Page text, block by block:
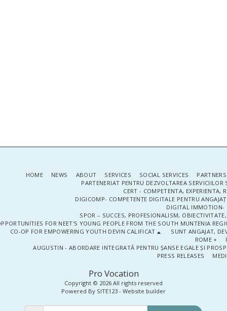
Pro Vocation
Copyright © 2026 All rights reserved
Powered By SITE123 - Website builder
HOME NEWS ABOUT SERVICES SOCIAL SERVICES
PARTENERIAT PENTRU DEZVOLTAREA SERVICIILOR
CERT - COMPETENTA, EXPERIENTA,
DIGICOMP- COMPETENȚE DIGITALE PENTRU
DIGITAL IMMOTION-
SPOR – SUCCES, PROFESIONALISM,
FOR NEET'S YOUNG PEOPLE FROM THE SOUTH MUNTENIA
CO-OP FOR EMPOWERING YOUTH DEVIN CALIFICAT
SUNT ANGAJAT,
ROME +
AUGUSTIN - ABORDARE INTEGRATĂ PENTRU ȘANSE EGALE ȘI
PRESS RELEASES